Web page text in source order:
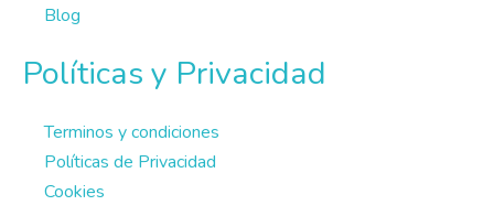
Blog
Políticas y Privacidad
Terminos y condiciones
Políticas de Privacidad
Cookies